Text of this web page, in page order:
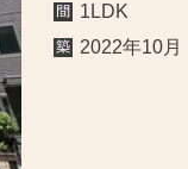
1LDK
2022年10月